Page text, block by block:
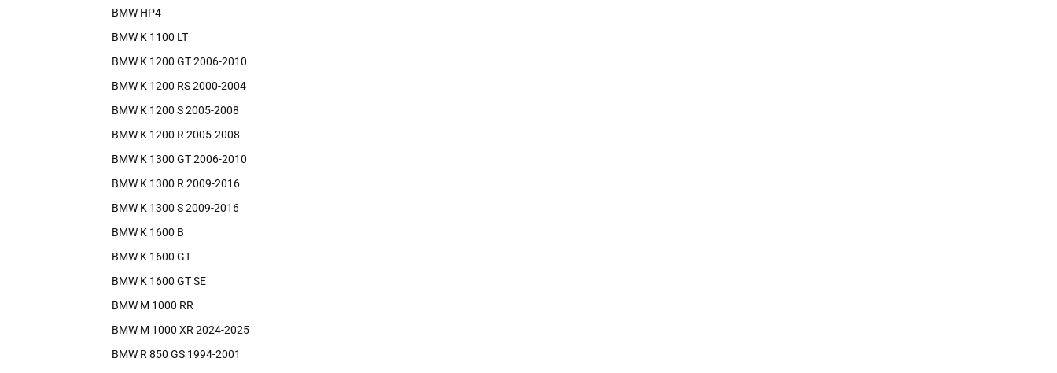
BMW HP4
BMW K 1100 LT
BMW K 1200 GT 2006-2010
BMW K 1200 RS 2000-2004
BMW K 1200 S 2005-2008
BMW K 1200 R 2005-2008
BMW K 1300 GT 2006-2010
BMW K 1300 R 2009-2016
BMW K 1300 S 2009-2016
BMW K 1600 B
BMW K 1600 GT
BMW K 1600 GT SE
BMW M 1000 RR
BMW M 1000 XR 2024-2025
BMW R 850 GS 1994-2001